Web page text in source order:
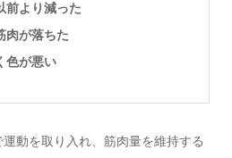
前より減った
肉が落ちた
色が悪い
動を取り入れ、筋肉量を維持する